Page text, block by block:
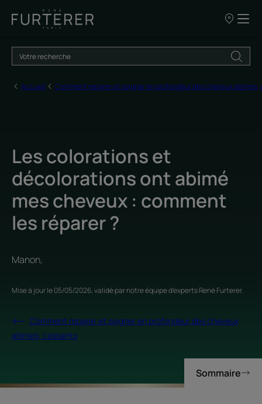
Nos
vente
Accueil Comment reparer et soigner en profondeur des cheveux
Les colorations et
décolorations ont abimé
mes cheveux : comment
les réparer ?
Manon,
Mise à jour le05/05/2026, validé parnotre équipe d'experts René Furterer.
Comment reparer et soigner en profondeur des cheveux
abimes, cassants
Sommaire